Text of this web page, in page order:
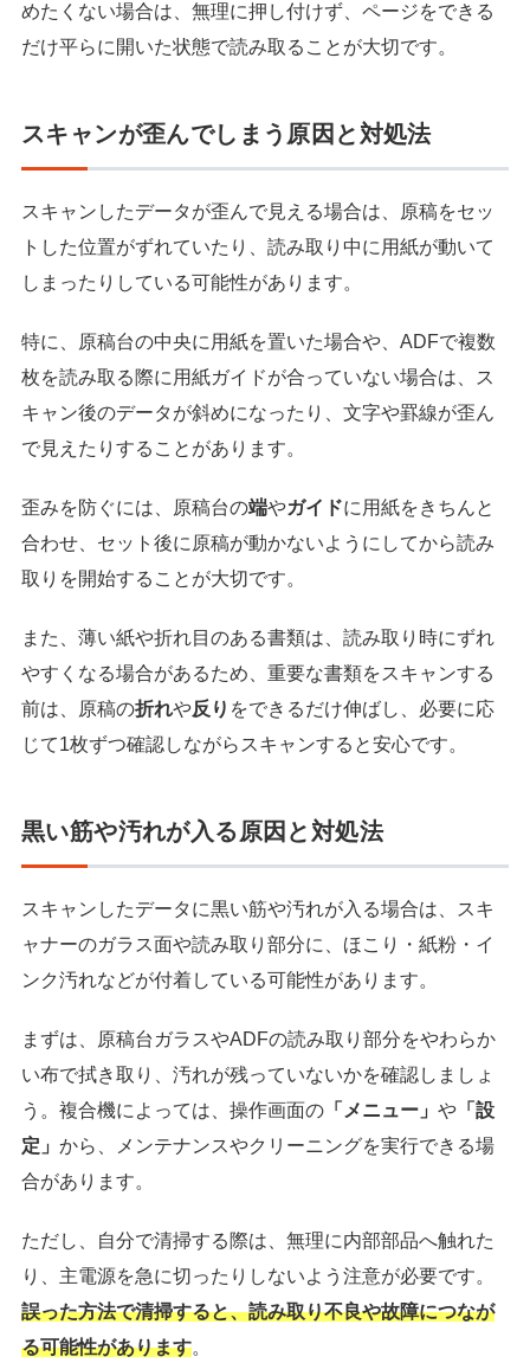
めたくない場合は、無理に押し付けず、ページをできる
だけ平らに開いた状態で読み取ることが大切です。
スキャンが歪んでしまう原因と対処法
スキャンしたデータが歪んで見える場合は、原稿をセッ
トした位置がずれていたり、読み取り中に用紙が動いて
しまったりしている可能性があります。
特に、原稿台の中央に用紙を置いた場合や、ADFで複数
枚を読み取る際に用紙ガイドが合っていない場合は、ス
キャン後のデータが斜めになったり、文字や罫線が歪ん
で見えたりすることがあります。
歪みを防ぐには、原稿台の端やガイドに用紙をきちんと
合わせ、セット後に原稿が動かないようにしてから読み
取りを開始することが大切です。
また、薄い紙や折れ目のある書類は、読み取り時にずれ
やすくなる場合があるため、重要な書類をスキャンする
前は、原稿の折れや反り をできるだけ伸ばし、必要に応
じて1枚ずつ確認しながらスキャンすると安心です。
黒い筋や汚れが入る原因と対処法
スキャンしたデータに黒い筋や汚れが入る場合は、スキ
ャナーのガラス面や読み取り部分に、ほこり・紙粉・イ
ンク汚れなどが付着している可能性があります。
まずは、原稿台ガラスやADFの読み取り部分をやわらか
い布で拭き取り、汚れが残っていないかを確認しましょ
う。複合機によっては、操作画面の「メニュー」 や「設
定」 から、メンテナンスやクリーニングを実行できる場
合があります。
ただし、自分で清掃する際は、無理に内部部品へ触れた
り、主電源を急に切ったりしないよう注意が必要です。
誤った方法で清掃すると、読み取り不良や故障につなが
る可能性があります。